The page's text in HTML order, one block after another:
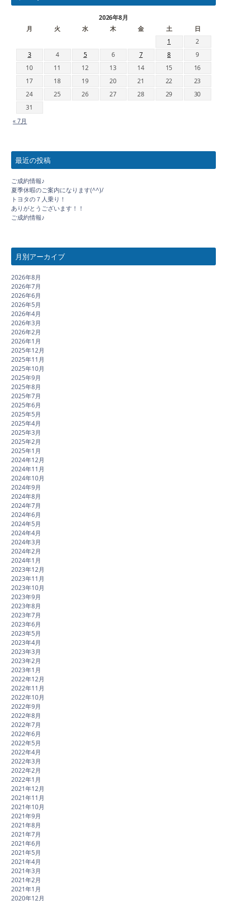
2026年8月
月
火 水 木 金 土
日
1
2
3
4 5 6 7 8
9
10
11 12 13 14 15
16
17
18 19 20 21 22
23
24
25 26 27 28 29
30
31
« 7月
最近の投稿
ご成約情報♪
夏季休暇のご案内になります(^^)/
トヨタの７人乗り！
ありがとうございます！！
ご成約情報♪
月別アーカイブ
2026年8月
2026年7月
2026年6月
2026年5月
2026年4月
2026年3月
2026年2月
2026年1月
2025年12月
2025年11月
2025年10月
2025年9月
2025年8月
2025年7月
2025年6月
2025年5月
2025年4月
2025年3月
2025年2月
2025年1月
2024年12月
2024年11月
2024年10月
2024年9月
2024年8月
2024年7月
2024年6月
2024年5月
2024年4月
2024年3月
2024年2月
2024年1月
2023年12月
2023年11月
2023年10月
2023年9月
2023年8月
2023年7月
2023年6月
2023年5月
2023年4月
2023年3月
2023年2月
2023年1月
2022年12月
2022年11月
2022年10月
2022年9月
2022年8月
2022年7月
2022年6月
2022年5月
2022年4月
2022年3月
2022年2月
2022年1月
2021年12月
2021年11月
2021年10月
2021年9月
2021年8月
2021年7月
2021年6月
2021年5月
2021年4月
2021年3月
2021年2月
2021年1月
2020年12月